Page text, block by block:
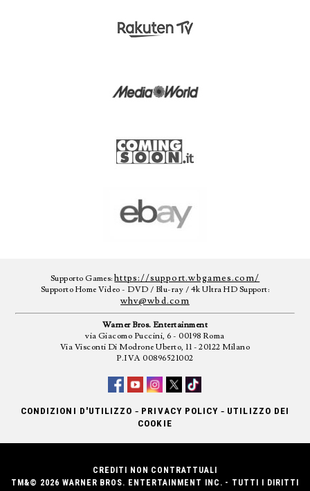
Supporto Games:https://support.wbgames.com/
Supporto Home Video - DVD / Blu-ray / 4k Ultra HD Support:
whv@wbd.com
Warner Bros. Entertainment
via Giacomo Puccini, 6 - 00198 Roma
Via Visconti Di Modrone Uberto, 11 - 20122 Milano
P.IVA 00896521002
CONDIZIONI D'UTILIZZO - PRIVACY POLICY - UTILIZZO DEI
COOKIE
CREDITI NON CONTRATTUALI
TM&© 2026 WARNER BROS. ENTERTAINMENT INC. - TUTTI I DIRITTI